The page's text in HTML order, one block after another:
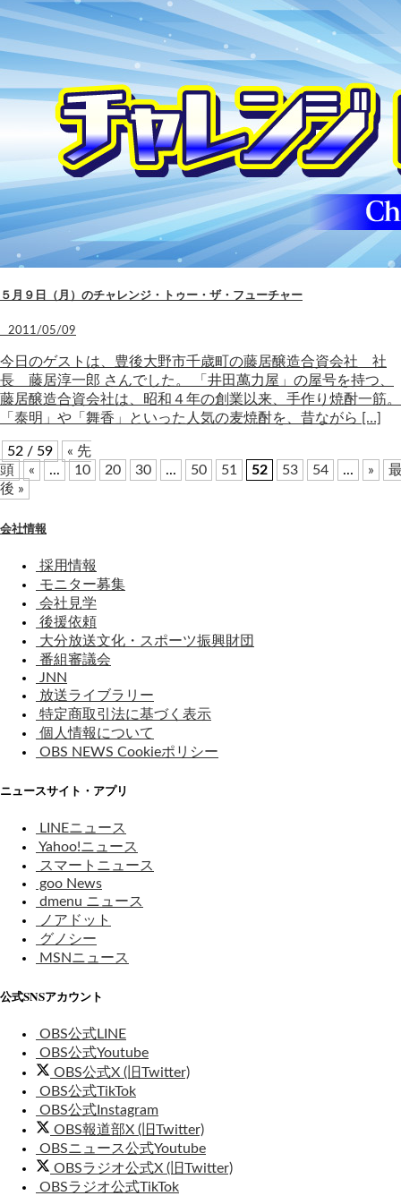
５月９日（月）のチャレンジ・トゥー・ザ・フューチャー
2011/05/09
今日のゲストは、豊後大野市千歳町の藤居醸造合資会社 社
長 藤居淳一郎 さんでした。 「井田萬力屋」の屋号を持つ、
藤居醸造合資会社は、昭和４年の創業以来、手作り焼酎一筋。
「泰明」や「舞香」といった人気の麦焼酎を、昔ながら […]
52 / 59
« 先
頭
« ... 10 20 30 ... 50 51 52 53 54 ... »
後 »
会社情報
採用情報
モニター募集
会社見学
後援依頼
大分放送文化・スポーツ振興財団
番組審議会
JNN
放送ライブラリー
特定商取引法に基づく表示
個人情報について
OBS NEWS Cookieポリシー
ニュースサイト・アプリ
LINEニュース
Yahoo!ニュース
スマートニュース
goo News
dmenu ニュース
ノアドット
グノシー
MSNニュース
公式SNSアカウント
OBS公式LINE
OBS公式Youtube
OBS公式X (旧Twitter)
OBS公式TikTok
OBS公式Instagram
OBS報道部X (旧Twitter)
OBSニュース公式Youtube
OBSラジオ公式X (旧Twitter)
OBSラジオ公式TikTok